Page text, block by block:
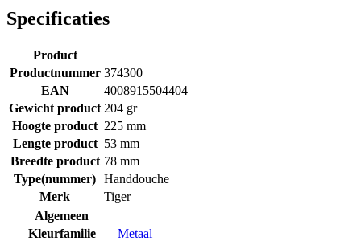
Specificaties
Product
Productnummer 374300
EAN
4008915504404
Gewicht product 204 gr
Hoogte product 225 mm
Lengte product 53 mm
Breedte product 78 mm
Type(nummer) Handdouche
Merk
Tiger
Algemeen
Kleurfamilie
Metaal